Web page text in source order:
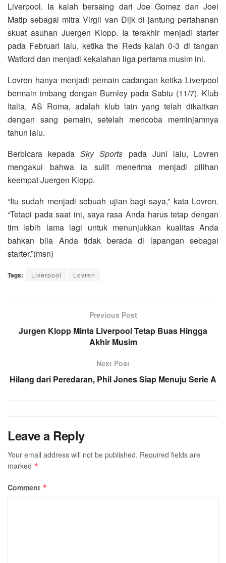
Liverpool. Ia kalah bersaing dari Joe Gomez dan Joel
Matip sebagai mitra Virgil van Dijk di jantung pertahanan
skuat asuhan Juergen Klopp. Ia terakhir menjadi starter
pada Februari lalu, ketika the Reds kalah 0-3 di tangan
Watford dan menjadi kekalahan liga pertama musim ini.
Lovren hanya menjadi pemain cadangan ketika Liverpool
bermain imbang dengan Burnley pada Sabtu (11/7). Klub
Italia, AS Roma, adalah klub lain yang telah dikaitkan
dengan sang pemain, setelah mencoba meminjamnya
tahun lalu.
Berbicara kepadaSky Sports pada Juni lalu, Lovren
mengakui bahwa ia sulit menerima menjadi pilihan
keempat Juergen Klopp.
“Itu sudah menjadi sebuah ujian bagi saya,” kata Lovren.
“Tetapi pada saat ini, saya rasa Anda harus tetap dengan
tim lebih lama lagi untuk menunjukkan kualitas Anda
bahkan bila Anda tidak berada di lapangan sebagai
starter.”(msn)
Tags: Liverpool Lovren
Previous Post
Jurgen Klopp Minta Liverpool Tetap Buas Hingga
Akhir Musim
Next Post
Hilang dari Peredaran, Phil Jones Siap Menuju Serie A
Leave a Reply
Your email address will not be published. Required fields are
marked *
Comment *